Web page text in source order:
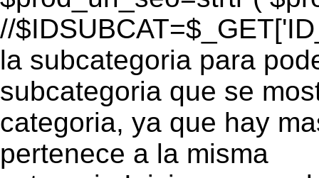
//
la subcategoria para
subcategoria que se
categoria, ya que hay
pertenece a la misma